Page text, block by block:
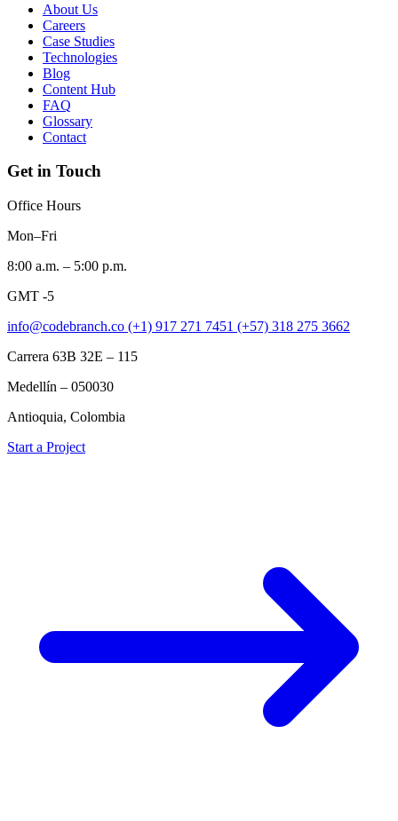
About Us
Careers
Case Studies
Technologies
Blog
Content Hub
FAQ
Glossary
Contact
Get in Touch
Office Hours
Mon–Fri
8:00 a.m. – 5:00 p.m.
GMT -5
info@codebranch.co (+1) 917 271 7451 (+57) 318 275 3662
Carrera 63B 32E – 115
Medellín – 050030
Antioquia, Colombia
Start a Project